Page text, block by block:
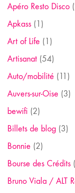
Apéro Resto Disco
Apkass (1)
Art of Life (1)
Artisanat (54)
Auto/mobilité (11)
Auvers-sur-Oise (3)
bewifi (2)
Billets de blog (3)
Bonnie (2)
Bourse des Crédits
Bruno Viala / ALT